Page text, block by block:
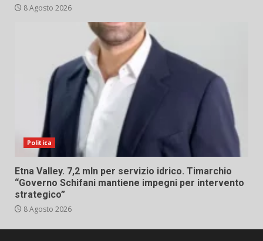
8 Agosto 2026
Politica
Etna Valley. 7,2 mln per servizio idrico. Timarchio
“Governo Schifani mantiene impegni per intervento
strategico”
8 Agosto 2026